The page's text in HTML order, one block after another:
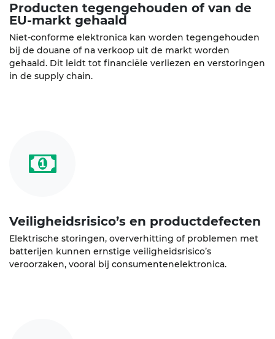
Producten tegengehouden of van de
EU-markt gehaald
Niet-conforme elektronica kan worden tegengehouden
bij de douane of na verkoop uit de markt worden
gehaald. Dit leidt tot financiële verliezen en verstoringen
in de supply chain.
Veiligheidsrisico’s en productdefecten
Elektrische storingen, oververhitting of problemen met
batterijen kunnen ernstige veiligheidsrisico’s
veroorzaken, vooral bij consumentenelektronica.